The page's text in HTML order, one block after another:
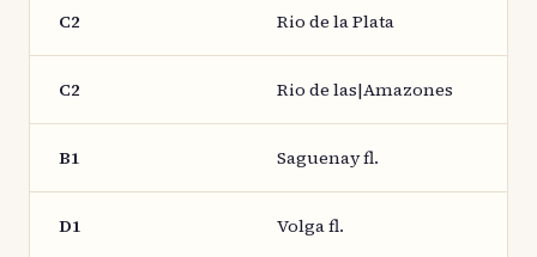
C2 Rio de la Plata
C2 Rio de las|Amazones
B1 Saguenay fl.
D1 Volga fl.